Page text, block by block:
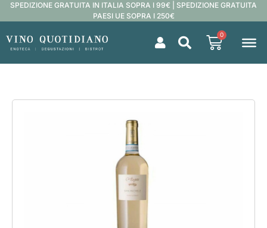
SPEDIZIONE GRATUITA IN ITALIA SOPRA I 99€ | SPEDIZIONE GRATUITA
PAESI UE SOPRA I 250€
0